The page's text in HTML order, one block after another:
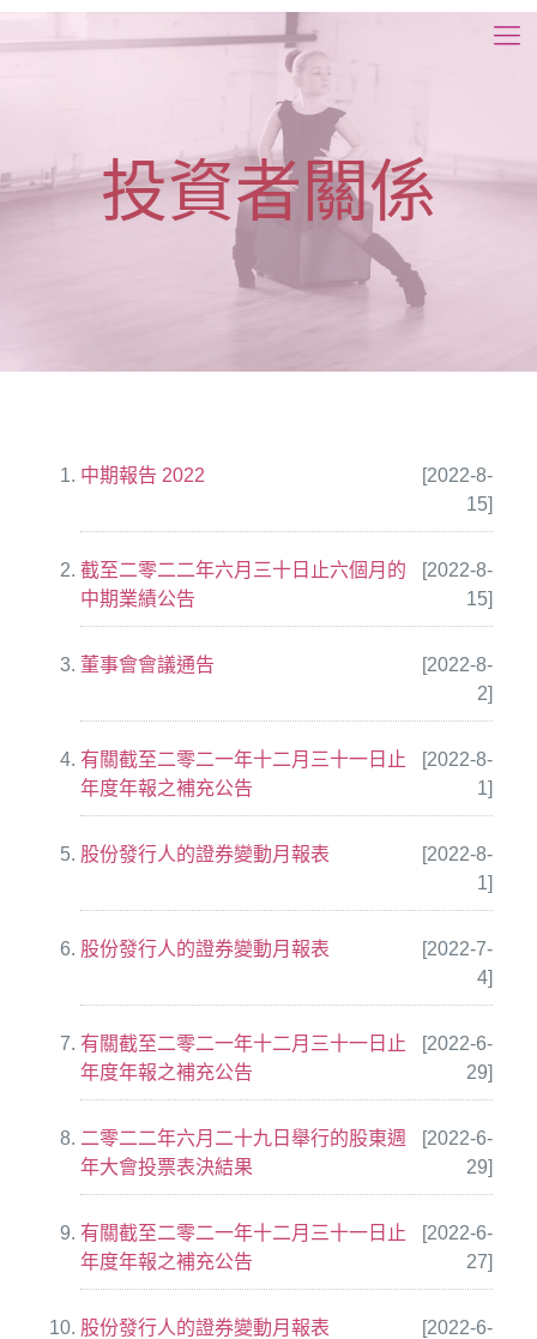
投資者關係
中期報告 2022
[2022-8-
15]
截至二零二二年六月三十日止六個月的
中期業績公告
[2022-8-
15]
董事會會議通告
[2022-8-
2]
有關截至二零二一年十二月三十一日止
年度年報之補充公告
[2022-8-
1]
股份發行人的證券變動月報表
[2022-8-
1]
股份發行人的證券變動月報表
[2022-7-
4]
有關截至二零二一年十二月三十一日止
年度年報之補充公告
[2022-6-
29]
二零二二年六月二十九日舉行的股東週
年大會投票表決結果
[2022-6-
29]
有關截至二零二一年十二月三十一日止
年度年報之補充公告
[2022-6-
27]
股份發行人的證券變動月報表
[2022-6-